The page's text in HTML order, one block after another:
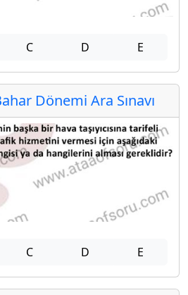
C D E
Dönemi Ara Sınavı
C D E